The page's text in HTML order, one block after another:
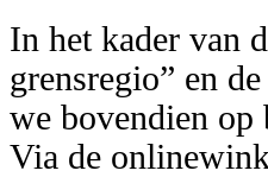
In het kader van
grensregio” en
we bovendien op
Via de